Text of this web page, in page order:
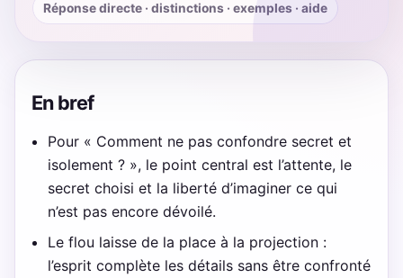
Réponse directe · distinctions · exemples · aide
En bref
Pour « Comment ne pas confondre secret et
isolement ? », le point central est l’attente, le
secret choisi et la liberté d’imaginer ce qui
n’est pas encore dévoilé.
Le flou laisse de la place à la projection :
l’esprit complète les détails sans être confronté